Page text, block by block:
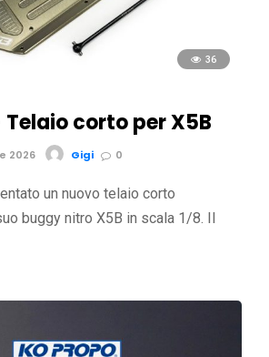
36
Telaio corto per X5B
2026 Gigi 0
un nuovo telaio corto
buggy nitro X5B in scala 1/8. Il